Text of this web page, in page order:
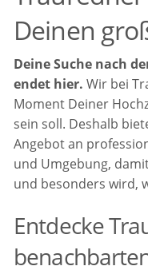
Deinen
Deine Suche nach
endet hier. Wir bei
Moment Deiner
sein soll. Deshalb
Angebot an
und Umgebung,
und besonders wird,
Entdecke